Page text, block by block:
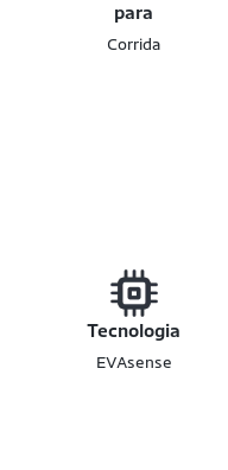
para
Corrida
Tecnologia
EVAsense